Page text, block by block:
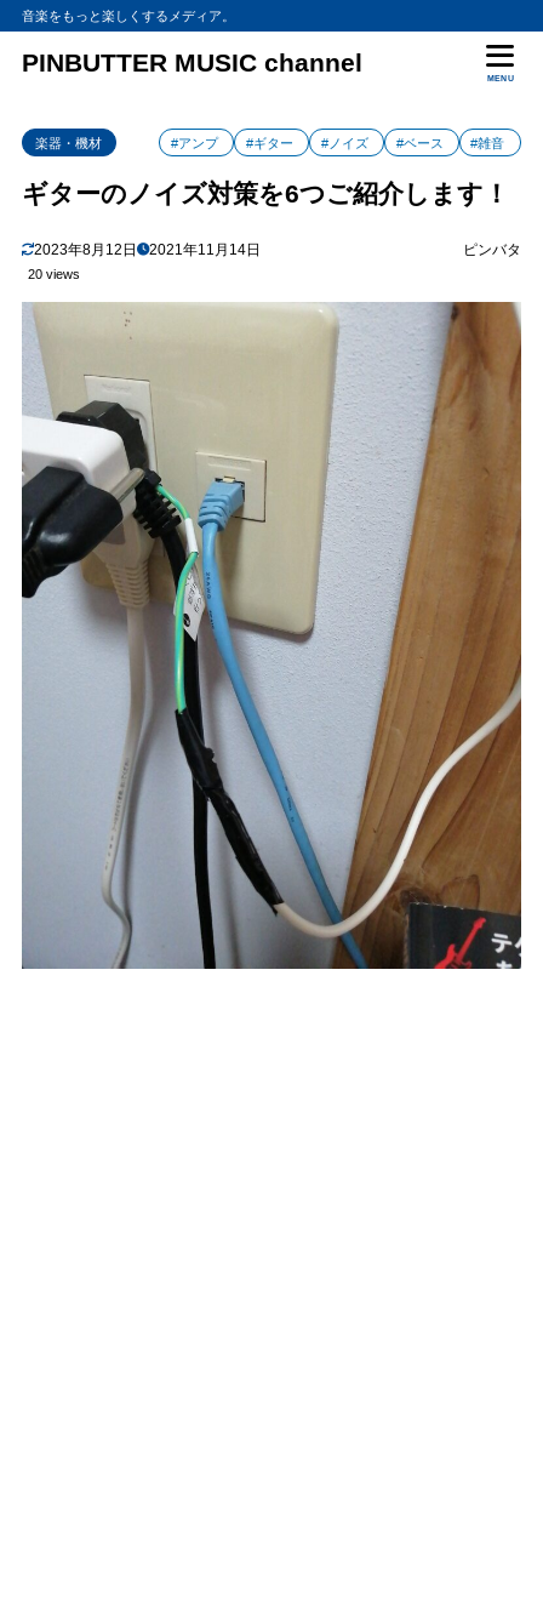
音楽をもっと楽しくするメディア。
PINBUTTER MUSIC channel
MENU
楽器・機材 #アンプ #ギター #ノイズ #ベース #雑音
ギターのノイズ対策を6つご紹介します！
2023年8月12日 2021年11月14日 ピンバタ
20 views